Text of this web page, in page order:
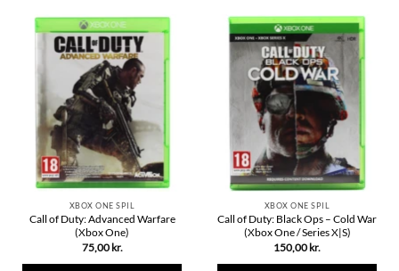
XBOX ONE SPIL
Call of Duty: Advanced Warfare
(Xbox One)
75,00 kr.
XBOX ONE SPIL
Call of Duty: Black Ops – Cold War
(Xbox One / Series X|S)
150,00 kr.